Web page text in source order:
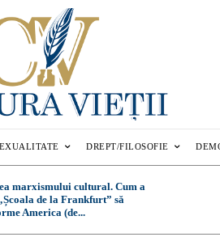
DREPT/FILOSOFIE
marxismului cultural. Cum a
de la Frankfurt” să
America (de...